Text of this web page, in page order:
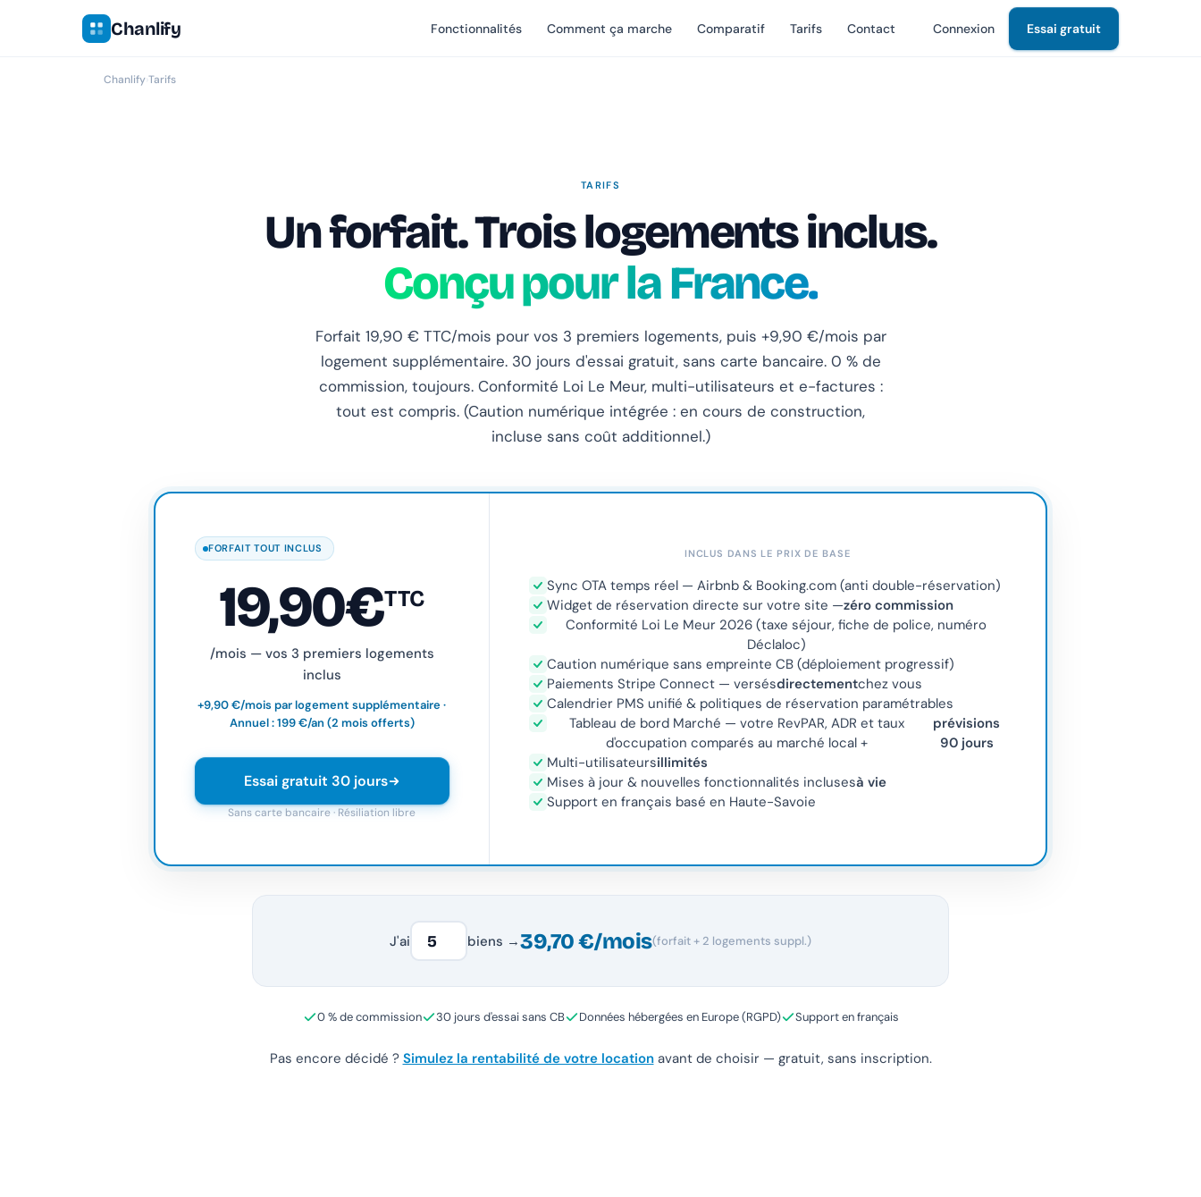
Chanlify Fonctionnalités Comment ça marche Comparatif Tarifs Contact Connexion Essai gratuit
Chanlify›Tarifs
TARIFS
Un forfait. Trois logements inclus.
Conçu pour la France.
Forfait 19,90 € TTC/mois pour vos 3 premiers logements, puis +9,90 €/mois par
logement supplémentaire. 30 jours d'essai gratuit, sans carte bancaire. 0 % de
commission, toujours. Conformité Loi Le Meur, multi-utilisateurs et e-factures :
tout est compris. (Caution numérique intégrée : en cours de construction,
incluse sans coût additionnel.)
FORFAIT TOUT INCLUS
19,90€TTC
/mois — vos 3 premiers logements
inclus
+9,90 €/mois par logement supplémentaire ·
Annuel : 199 €/an (2 mois offerts)
Essai gratuit 30 jours
Sans carte bancaire · Résiliation libre
INCLUS DANS LE PRIX DE BASE
Sync OTA temps réel — Airbnb & Booking.com (anti double-réservation)
Widget de réservation directe sur votre site —zéro commission
Conformité Loi Le Meur 2026 (taxe séjour, fiche de police, numéro
Déclaloc)
Caution numérique sans empreinte CB (déploiement progressif)
Paiements Stripe Connect — versésdirectementchez vous
Calendrier PMS unifié & politiques de réservation paramétrables
Tableau de bord Marché — votre RevPAR, ADR et taux
d'occupation comparés au marché local +
prévisions
90 jours
Multi-utilisateursillimités
Mises à jour & nouvelles fonctionnalités inclusesà vie
Support en français basé en Haute-Savoie
J'ai biens →39,70 €/mois(forfait + 2 logements suppl.)
0 % de commission 30 jours d'essai sans CB Données hébergées en Europe (RGPD) Support en français
Pas encore décidé ? Simulez la rentabilité de votre locationavant de choisir — gratuit, sans inscription.